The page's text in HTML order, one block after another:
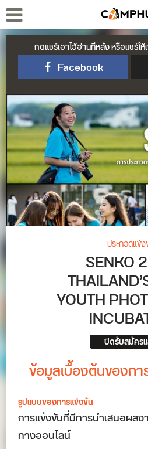
กดแชร์เอาไว้อ่านทีหลัง หรือแชร์ใ
Facebook
ประกวดแข่
SENKO
YOUTH
ปิดรับสมัคร
ข้อมูลเบื้องต้นของก
รูปแบบของการแข่งขัน
การแข่งขันที่มีการนำเสนอผล
ทางออนไลน์